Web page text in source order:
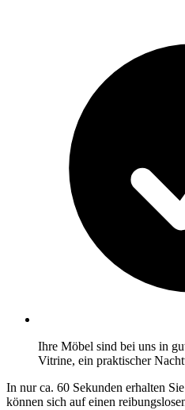
Ihre Möbel sind bei uns in
Vitrine, ein praktischer
In nur ca. 60 Sekunden erhalten Sie
können sich auf einen